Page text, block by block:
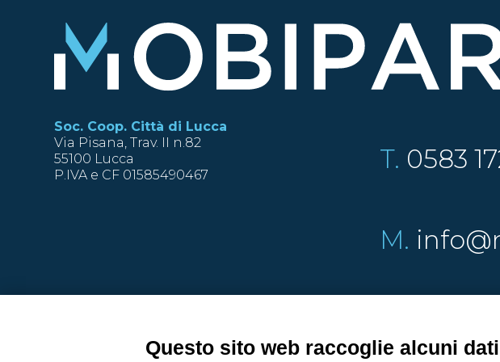
Soc. Coop. Città di Lucca
Via Pisana, Trav. II n.82
55100 Lucca
P.IVA e CF 01585490467
T. 0583
M.
Questo sito web raccoglie alcuni